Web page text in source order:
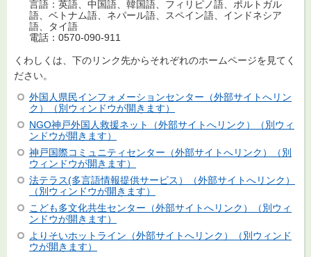
言語：英語、中国語、韓国語、フィリピノ語、ポルトガル
語、ベトナム語、ネパール語、スペイン語、インドネシア
語、タイ語
電話：0570-090-911
くわしくは、下のリンク先からそれぞれのホームページを見てく
ださい。
外国人県民インフォメーションセンター（外部サイトへリン
ク）（別ウィンドウが開きます）
NGO神戸外国人救援ネット（外部サイトへリンク）（別ウィ
ンドウが開きます）
神戸国際コミュニティセンター（外部サイトへリンク）（別
ウィンドウが開きます）
法テラス(多言語情報提供サービス）（外部サイトへリンク）
（別ウィンドウが開きます）
こども多文化共生センター（外部サイトへリンク）（別ウィ
ンドウが開きます）
よりそいホットライン（外部サイトへリンク）（別ウィンド
ウが開きます）